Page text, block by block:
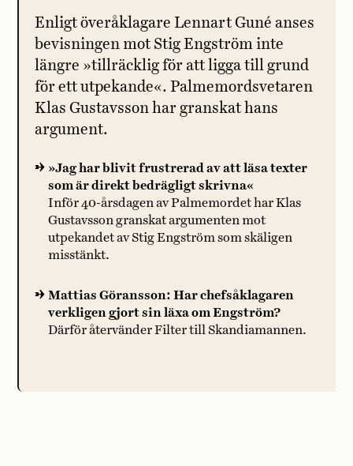
Enligt överåklagare Lennart Guné anses
bevisningen mot Stig Engström inte
längre »tillräcklig för att ligga till grund
för ett utpekande«. Palmemordsvetaren
Klas Gustavsson har granskat hans
argument.
»Jag har blivit frustrerad av att läsa texter
som är direkt bedrägligt skrivna«
Inför 40-årsdagen av Palmemordet har Klas
Gustavsson granskat argumenten mot
utpekandet av Stig Engström som skäligen
misstänkt.
Mattias Göransson: Har chefsåklagaren
verkligen gjort sin läxa om Engström?
Därför återvänder Filter till Skandiamannen.